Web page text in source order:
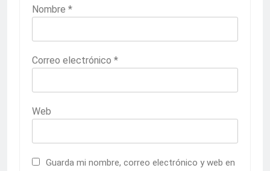
Nombre *
Correo electrónico *
Web
Guarda mi nombre, correo electrónico y web en